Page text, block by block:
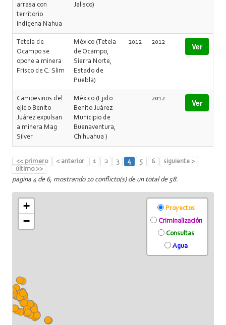
arrasa con
territorio
indigena Nahua
Jalisco)
Tetela de
Ocampo se
opone a minera
Frisco de C. Slim
México (Tetela
de Ocampo,
Sierra Norte,
Estado de
Puebla)
2012 2012 Ver
Campesinos del
ejido Benito
Juárez expulsan
a minera Mag
Silver
México (Ejido
Benito Juárez
Municipio de
Buenaventura,
Chihuahua )
2012 Ver
<< primero < anterior 1 2 3 4 5 6
siguiente >
último >>
pagina 4 de 6, mostrando 10 conflicto(s) de un total de 58.
+
−
Proyectos
Criminalización
Consultas
Agua